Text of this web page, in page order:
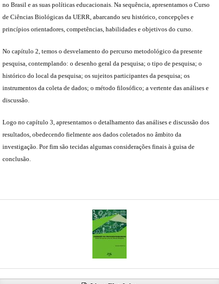
no Brasil e as suas políticas educacionais. Na sequência, apresentamos o Curso
de Ciências Biológicas da UERR, abarcando seu histórico, concepções e
princípios orientadores, competências, habilidades e objetivos do curso.
No capítulo 2, temos o desvelamento do percurso metodológico da presente
pesquisa, contemplando: o desenho geral da pesquisa; o tipo de pesquisa; o
histórico do local da pesquisa; os sujeitos participantes da pesquisa; os
instrumentos da coleta de dados; o método filosófico; a vertente das análises e
discussão.
Logo no capítulo 3, apresentamos o detalhamento das análises e discussão dos
resultados, obedecendo fielmente aos dados coletados no âmbito da
investigação. Por fim são tecidas algumas considerações finais à guisa de
conclusão.